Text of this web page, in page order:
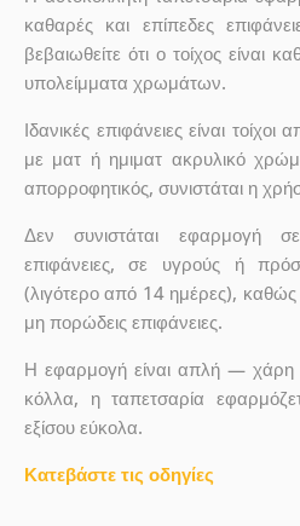
καθαρές και επίπεδες
βεβαιωθείτε ότι ο τοίχος είναι
υπολείμματα χρωμάτων.
Ιδανικές επιφάνειες είναι
με ματ ή ημιματ ακρυλικό
απορροφητικός, συνιστάται η
Δεν συνιστάται εφαρμογή
επιφάνειες, σε υγρούς ή
(λιγότερο από 14 ημέρες), καθώς
μη πορώδεις επιφάνειες.
Η εφαρμογή είναι απλή — χάρη
κόλλα, η ταπετσαρία
εξίσου εύκολα.
Κατεβάστε τις οδηγίες